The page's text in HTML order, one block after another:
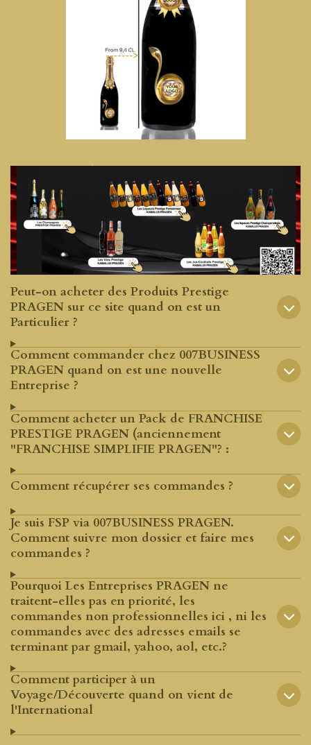
Peut-on acheter des Produits Prestige
PRAGEN sur ce site quand on est un
Particulier ?
Comment commander chez 007BUSINESS
PRAGEN quand on est une nouvelle
Entreprise ?
Comment acheter un Pack de FRANCHISE
PRESTIGE PRAGEN (anciennement
"FRANCHISE SIMPLIFIE PRAGEN"? :
Comment récupérer ses commandes ?
Je suis FSP via 007BUSINESS PRAGEN.
Comment suivre mon dossier et faire mes
commandes ?
Pourquoi Les Entreprises PRAGEN ne
traitent-elles pas en priorité, les
commandes non professionnelles ici , ni les
commandes avec des adresses emails se
terminant par gmail, yahoo, aol, etc.?
Comment participer à un
Voyage/Découverte quand on vient de
l'International